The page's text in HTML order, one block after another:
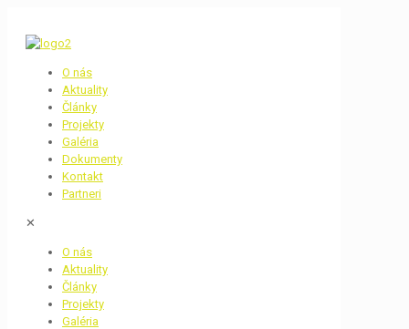
O nás
Aktuality
Články
Projekty
Galéria
Dokumenty
Kontakt
Partneri
✕
O nás
Aktuality
Články
Projekty
Galéria